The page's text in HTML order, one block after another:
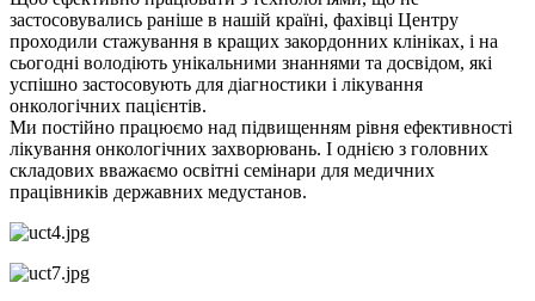
застосовувались раніше в нашій країні, фахівці Центру
проходили стажування в кращих закордонних клініках, і на
сьогодні володіють унікальними знаннями та досвідом, які
успішно застосовують для діагностики і лікування
онкологічних пацієнтів.
Ми постійно працюємо над підвищенням рівня ефективності
лікування онкологічних захворювань. І однією з головних
складових вважаємо освітні семінари для медичних
працівників державних медустанов.